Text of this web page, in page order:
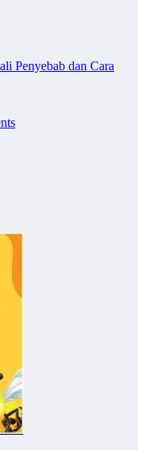
Penyebab dan Cara